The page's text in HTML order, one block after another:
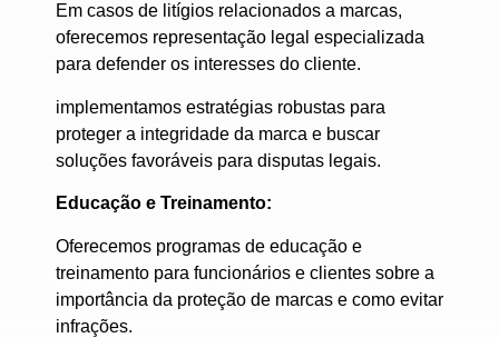
Em casos de litígios relacionados a marcas,
oferecemos representação legal especializada
para defender os interesses do cliente.
implementamos estratégias robustas para
proteger a integridade da marca e buscar
soluções favoráveis para disputas legais.
Educação e Treinamento:
Oferecemos programas de educação e
treinamento para funcionários e clientes sobre a
importância da proteção de marcas e como evitar
infrações.